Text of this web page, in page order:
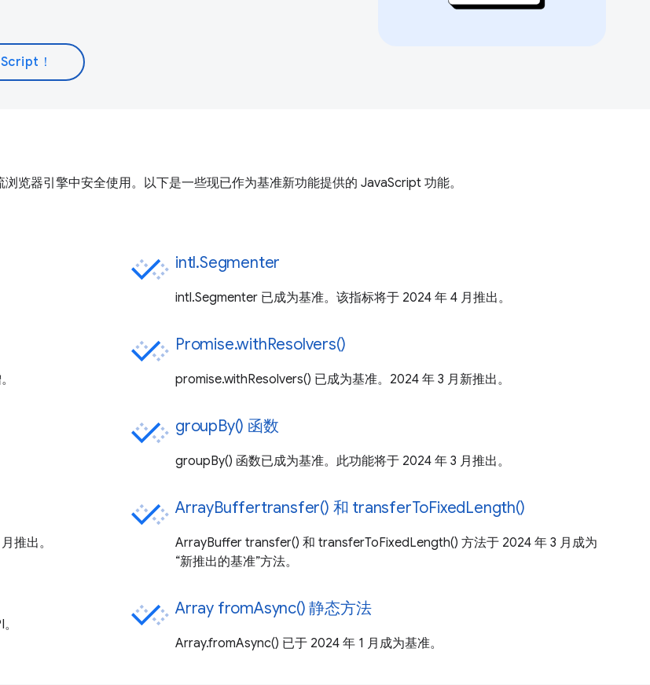
！
览器引擎中安全使用。以下是一些现已作为基准新功能提供的 JavaScript 功能。
推出。
intl.Segmenter
intl.Segmenter 已成为基准。该指标将于 2024 年 4 月推出。
Promise.withResolvers()
promise.withResolvers() 已成为基准。2024 年 3 月新推出。
groupBy() 函数
groupBy() 函数已成为基准。此功能将于 2024 年 3 月推出。
ArrayBuffertransfer() 和 transferToFixedLength()
ArrayBuffer transfer() 和 transferToFixedLength() 方法于 2024 年 3 月成为
“新推出的基准”方法。
Array fromAsync() 静态方法
Array.fromAsync() 已于 2024 年 1 月成为基准。